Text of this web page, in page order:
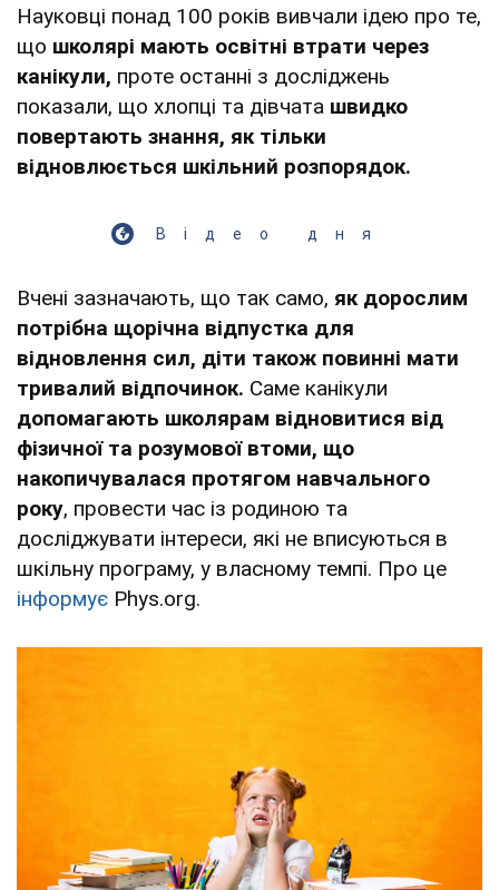
Науковці понад 100 років вивчали ідею про те,
що школярі мають освітні втрати через
канікули, проте останні з досліджень
показали, що хлопці та дівчата швидко
повертають знання, як тільки
відновлюється шкільний розпорядок.
Відео дня
Вчені зазначають, що так само, як дорослим
потрібна щорічна відпустка для
відновлення сил, діти також повинні мати
тривалий відпочинок. Саме канікули
допомагають школярам відновитися від
фізичної та розумової втоми, що
накопичувалася протягом навчального
року, провести час із родиною та
досліджувати інтереси, які не вписуються в
шкільну програму, у власному темпі. Про це
інформує Рhys.org.